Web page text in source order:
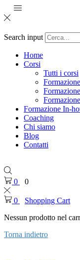
Search input
Home
Corsi
Tutti i corsi
Formazione In-
Coaching
Chi siamo
Blog
Contatti
0 0
0
Shopping Cart
Nessun prodotto nel
Torna indietro